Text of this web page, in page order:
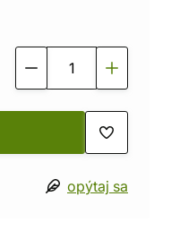
opýtaj sa